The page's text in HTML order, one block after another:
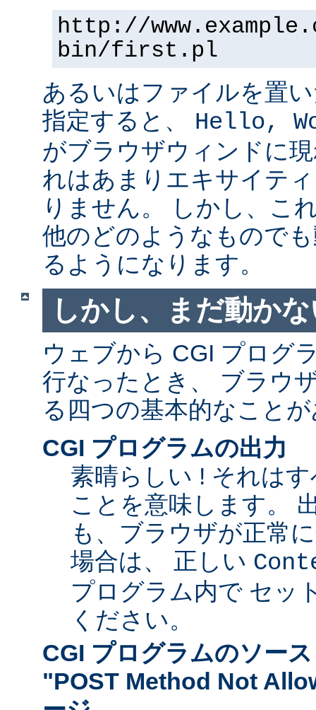
http://
bin/first.pl
あるいはファイルを置
指定すると、 Hello,
がブラウザウィンドに
れはあまりエキサイテ
りません。 しかし、こ
他のどのようなもので
るようになります。
しかし、まだ動か
ウェブから CGI プログ
行なったとき、 ブラウ
る四つの基本的なこと
CGI プログラムの出力
素晴らしい ! それは
ことを意味します。
も、ブラウザが正常
場合は、 正しい
プログラム内で セッ
ください。
CGI プログラムのソー
"POST Method Not